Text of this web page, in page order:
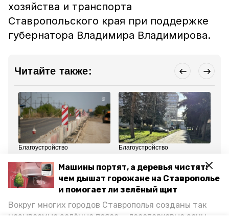
Машины портят, а деревья чистят:
чем дышат горожане на Ставрополье
и помогает ли зелёный щит
Вокруг многих городов Ставрополья созданы так
называемые зелёные пояса — лесопарковые зоны,
хозяйства и транспорта
Ставропольского края при поддержке
губернатора Владимира Владимирова.
Читайте также:
Благоустройство
Дорогу Ессентуки —
Суворовская
отремонтируют в 2026
году
Благоустройство
Ремонт дороги и
тротуаров на улице 60
лет Октября завершился
в Ессентуках
Все новости